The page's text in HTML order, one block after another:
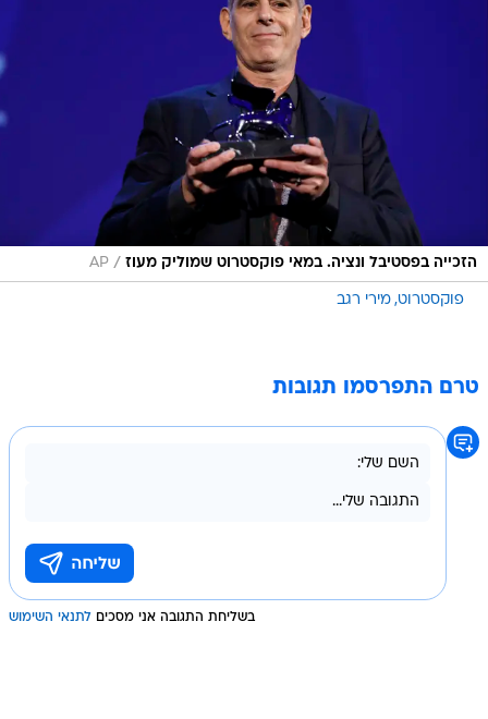
הזכייה בפסטיבל ונציה. במאי פוקסטרוט שמוליק מעוז /
AP
פוקסטרוט מירי רגב
טרם התפרסמו תגובות
בשליחת התגובה אני מסכים לתנאי השימוש